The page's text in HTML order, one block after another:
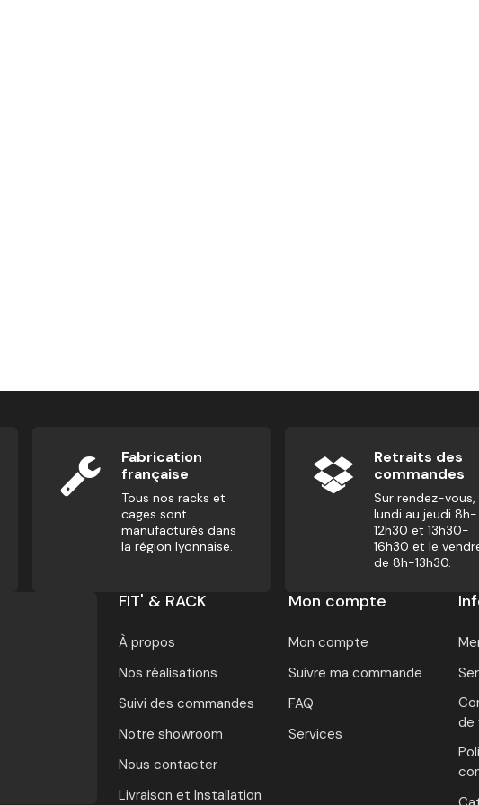
Fabrication
française
Tous nos racks et
cages sont
manufacturés dans
la région lyonnaise.
Retraits des
commandes
Sur rendez-vous,
lundi au jeudi 8h-
12h30 et 13h30-
16h30 et le
de 8h-13h30.
FIT' & RACK
À propos
Nos réalisations
Suivi des commandes
Notre showroom
Nous contacter
Livraison et Installation
Mon compte
Mon compte
Suivre ma commande
FAQ
Services
de